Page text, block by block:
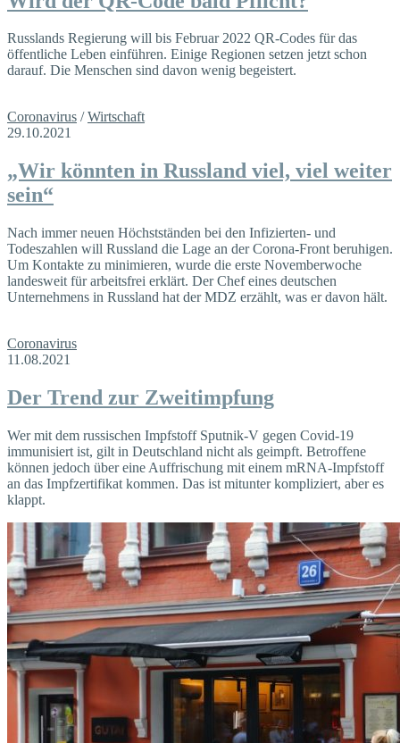
Russlands Regierung will bis Februar 2022 QR-Codes für das
öffentliche Leben einführen. Einige Regionen setzen jetzt schon
darauf. Die Menschen sind davon wenig begeistert.
Coronavirus /Wirtschaft
29.10.2021
„Wir könnten in Russland viel, viel weiter
sein“
Nach immer neuen Höchstständen bei den Infizierten- und
Todeszahlen will Russland die Lage an der Corona-Front beruhigen.
Um Kontakte zu minimieren, wurde die erste Novemberwoche
landesweit für arbeitsfrei erklärt. Der Chef eines deutschen
Unternehmens in Russland hat der MDZ erzählt, was er davon hält.
Coronavirus
11.08.2021
Der Trend zur Zweitimpfung
Wer mit dem russischen Impfstoff Sputnik-V gegen Covid-19
immunisiert ist, gilt in Deutschland nicht als geimpft. Betroffene
können jedoch über eine Auffrischung mit einem mRNA-Impfstoff
an das Impfzertifikat kommen. Das ist mitunter kompliziert, aber es
klappt.